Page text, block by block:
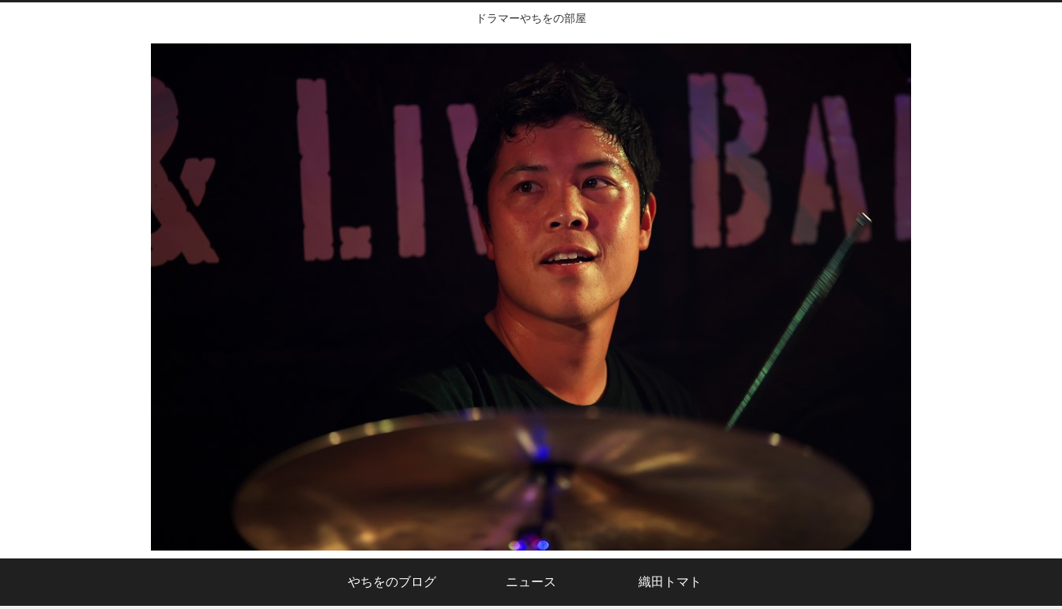
ドラマーやちをの部屋
やちをのブログ ニュース 織田トマト